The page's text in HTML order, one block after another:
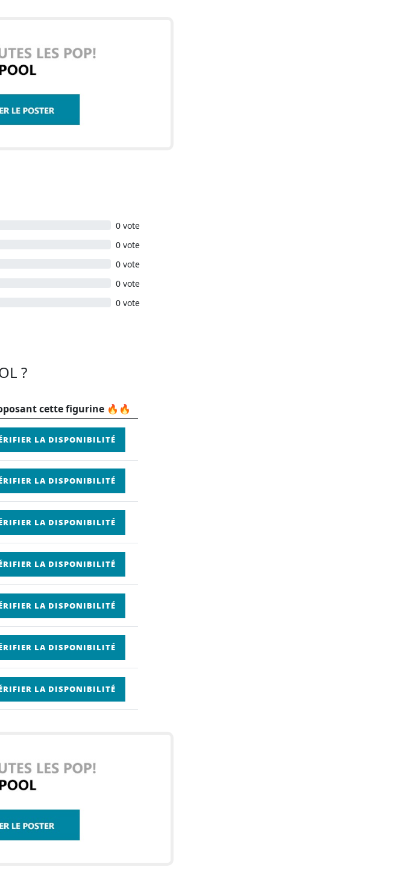
0 vote
0 vote
0 vote
0 vote
0 vote
?
cette figurine 🔥🔥
LA DISPONIBILITÉ
LA DISPONIBILITÉ
LA DISPONIBILITÉ
LA DISPONIBILITÉ
LA DISPONIBILITÉ
LA DISPONIBILITÉ
LA DISPONIBILITÉ